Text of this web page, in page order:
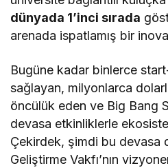
dünyada 1’inci sırada
arenada ispatlamış bir
Bugüne kadar binlerce
sağlayan, milyonlarca
öncülük eden ve Big Bang
devasa etkinliklerle
Çekirdek, şimdi bu devasa
Geliştirme Vakfı’nın